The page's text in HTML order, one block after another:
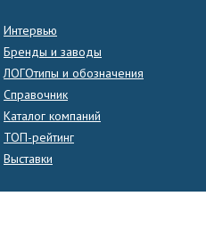
Интервью
Бренды и заводы
ЛОГОтипы и обозначения
Справочник
Каталог компаний
ТОП-рейтинг
Выставки